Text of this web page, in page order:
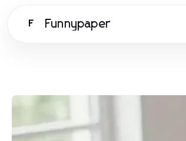
F Funnypaper